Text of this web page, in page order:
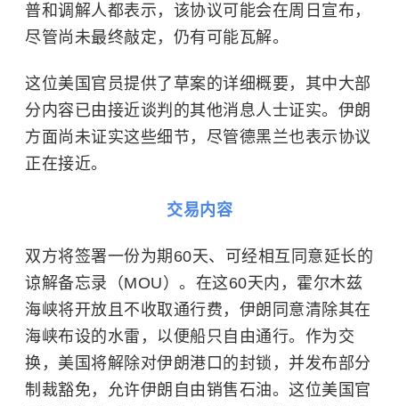
普和调解人都表示，该协议可能会在周日宣布，
尽管尚未最终敲定，仍有可能瓦解。
这位美国官员提供了草案的详细概要，其中大部
分内容已由接近谈判的其他消息人士证实。伊朗
方面尚未证实这些细节，尽管德黑兰也表示协议
正在接近。
交易内容
双方将签署一份为期60天、可经相互同意延长的
谅解备忘录（MOU）。在这60天内，霍尔木兹
海峡将开放且不收取通行费，伊朗同意清除其在
海峡布设的水雷，以便船只自由通行。作为交
换，美国将解除对伊朗港口的封锁，并发布部分
制裁豁免，允许伊朗自由销售石油。这位美国官